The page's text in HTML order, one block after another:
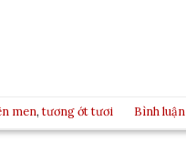
men,tương ớt tươi Bình luận